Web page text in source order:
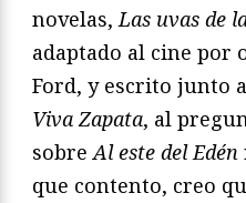
novelas,Las uvas de
adaptado al cine por
Ford, y escrito junto
Viva Zapata, al
sobreAl este del Edén
que contento, creo